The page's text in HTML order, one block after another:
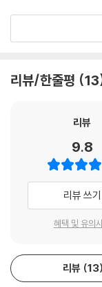
ㆍ핵심요약집
2022년 시험부터 적
ㆍ최종모의고사
설을 통해 부족한 부분
본 교재로 학습하시
리뷰/한줄평 13
리뷰
9.8
리뷰 쓰기
혜택 및 유의
리뷰 13